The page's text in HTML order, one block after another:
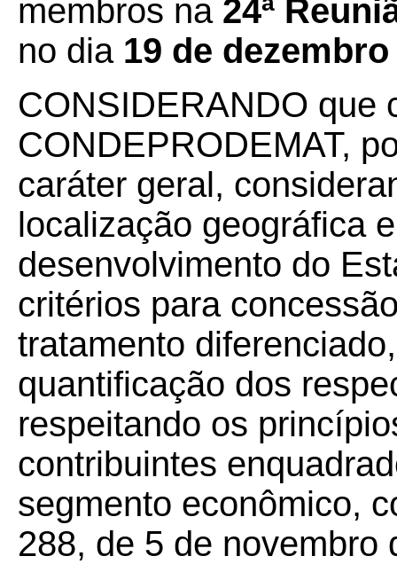
membros na 24ª
no dia 19 de dezembro
CONSIDERANDO que
CONDEPRODEMAT,
caráter geral,
localização geográfica
desenvolvimento do
critérios para
tratamento
quantificação dos
respeitando os
contribuintes
segmento econômico,
288, de 5 de novembro